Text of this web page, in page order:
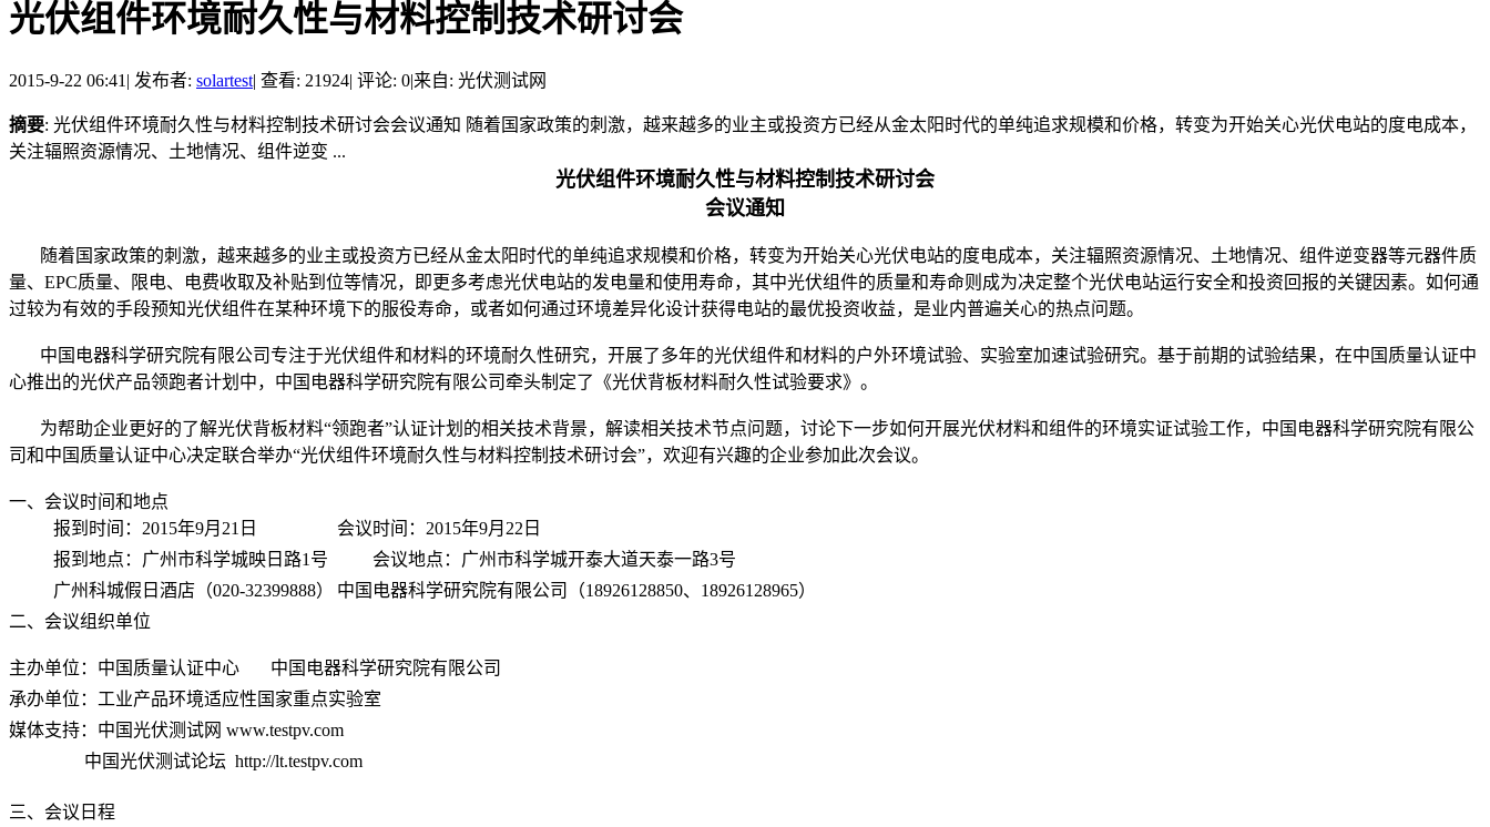
光伏组件环境耐久性与材料控制技术研讨会
2015-9-22 06:41 | 发布者: solartest| 查看: 21924| 评论: 0|来自: 光伏测试网
摘要: 光伏组件环境耐久性与材料控制技术研讨会会议通知 随着国家政策的刺激，越来越多的业主或投资方已经从金太阳时代的单纯追求规模和价格，转变为开始关心光伏电站的度电成本，
关注辐照资源情况、土地情况、组件逆变 ...
光伏组件环境耐久性与材料控制技术研讨会
会议通知
随着国家政策的刺激，越来越多的业主或投资方已经从金太阳时代的单纯追求规模和价格，转变为开始关心光伏电站的度电成本，关注辐照资源情况、土地情况、组件逆变器等元器件质
量、EPC质量、限电、电费收取及补贴到位等情况，即更多考虑光伏电站的发电量和使用寿命，其中光伏组件的质量和寿命则成为决定整个光伏电站运行安全和投资回报的关键因素。如何通
过较为有效的手段预知光伏组件在某种环境下的服役寿命，或者如何通过环境差异化设计获得电站的最优投资收益，是业内普遍关心的热点问题。
中国电器科学研究院有限公司专注于光伏组件和材料的环境耐久性研究，开展了多年的光伏组件和材料的户外环境试验、实验室加速试验研究。基于前期的试验结果，在中国质量认证中
心推出的光伏产品领跑者计划中，中国电器科学研究院有限公司牵头制定了《光伏背板材料耐久性试验要求》。
为帮助企业更好的了解光伏背板材料“领跑者”认证计划的相关技术背景，解读相关技术节点问题，讨论下一步如何开展光伏材料和组件的环境实证试验工作，中国电器科学研究院有限公
司和中国质量认证中心决定联合举办“光伏组件环境耐久性与材料控制技术研讨会”，欢迎有兴趣的企业参加此次会议。
一、会议时间和地点
报到时间：2015年9月21日
会议时间：2015年9月22日
报到地点：广州市科学城映日路1号
会议地点：广州市科学城开泰大道天泰一路3号
广州科城假日酒店（020-32399888）
中国电器科学研究院有限公司（18926128850、18926128965）
二、会议组织单位
主办单位：中国质量认证中心 中国电器科学研究院有限公司
承办单位： 工业产品环境适应性国家重点实验室
媒体支持：中国光伏测试网 www.testpv.com
中国光伏测试论坛 http://lt.testpv.com
三、会议日程